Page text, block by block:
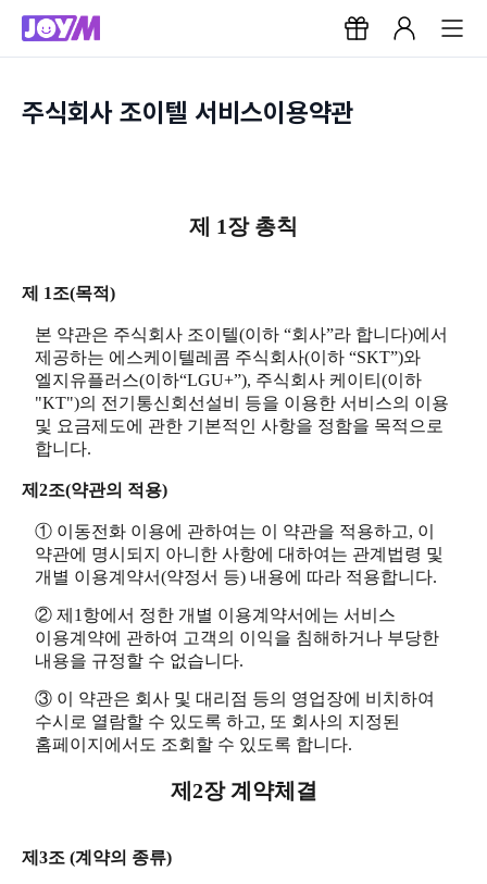
주식회사 조이텔 서비스이용약관
제 1장 총칙
제 1조(목적)
본 약관은 주식회사 조이텔(이하 “회사”라 합니다)에서
제공하는 에스케이텔레콤 주식회사(이하 “SKT”)와
엘지유플러스(이하“LGU+”), 주식회사 케이티(이하
"KT")의 전기통신회선설비 등을 이용한 서비스의 이용
및 요금제도에 관한 기본적인 사항을 정함을 목적으로
합니다.
제2조(약관의 적용)
① 이동전화 이용에 관하여는 이 약관을 적용하고, 이
약관에 명시되지 아니한 사항에 대하여는 관계법령 및
개별 이용계약서(약정서 등) 내용에 따라 적용합니다.
② 제1항에서 정한 개별 이용계약서에는 서비스
이용계약에 관하여 고객의 이익을 침해하거나 부당한
내용을 규정할 수 없습니다.
③ 이 약관은 회사 및 대리점 등의 영업장에 비치하여
수시로 열람할 수 있도록 하고, 또 회사의 지정된
홈페이지에서도 조회할 수 있도록 합니다.
제2장 계약체결
제3조 (계약의 종류)